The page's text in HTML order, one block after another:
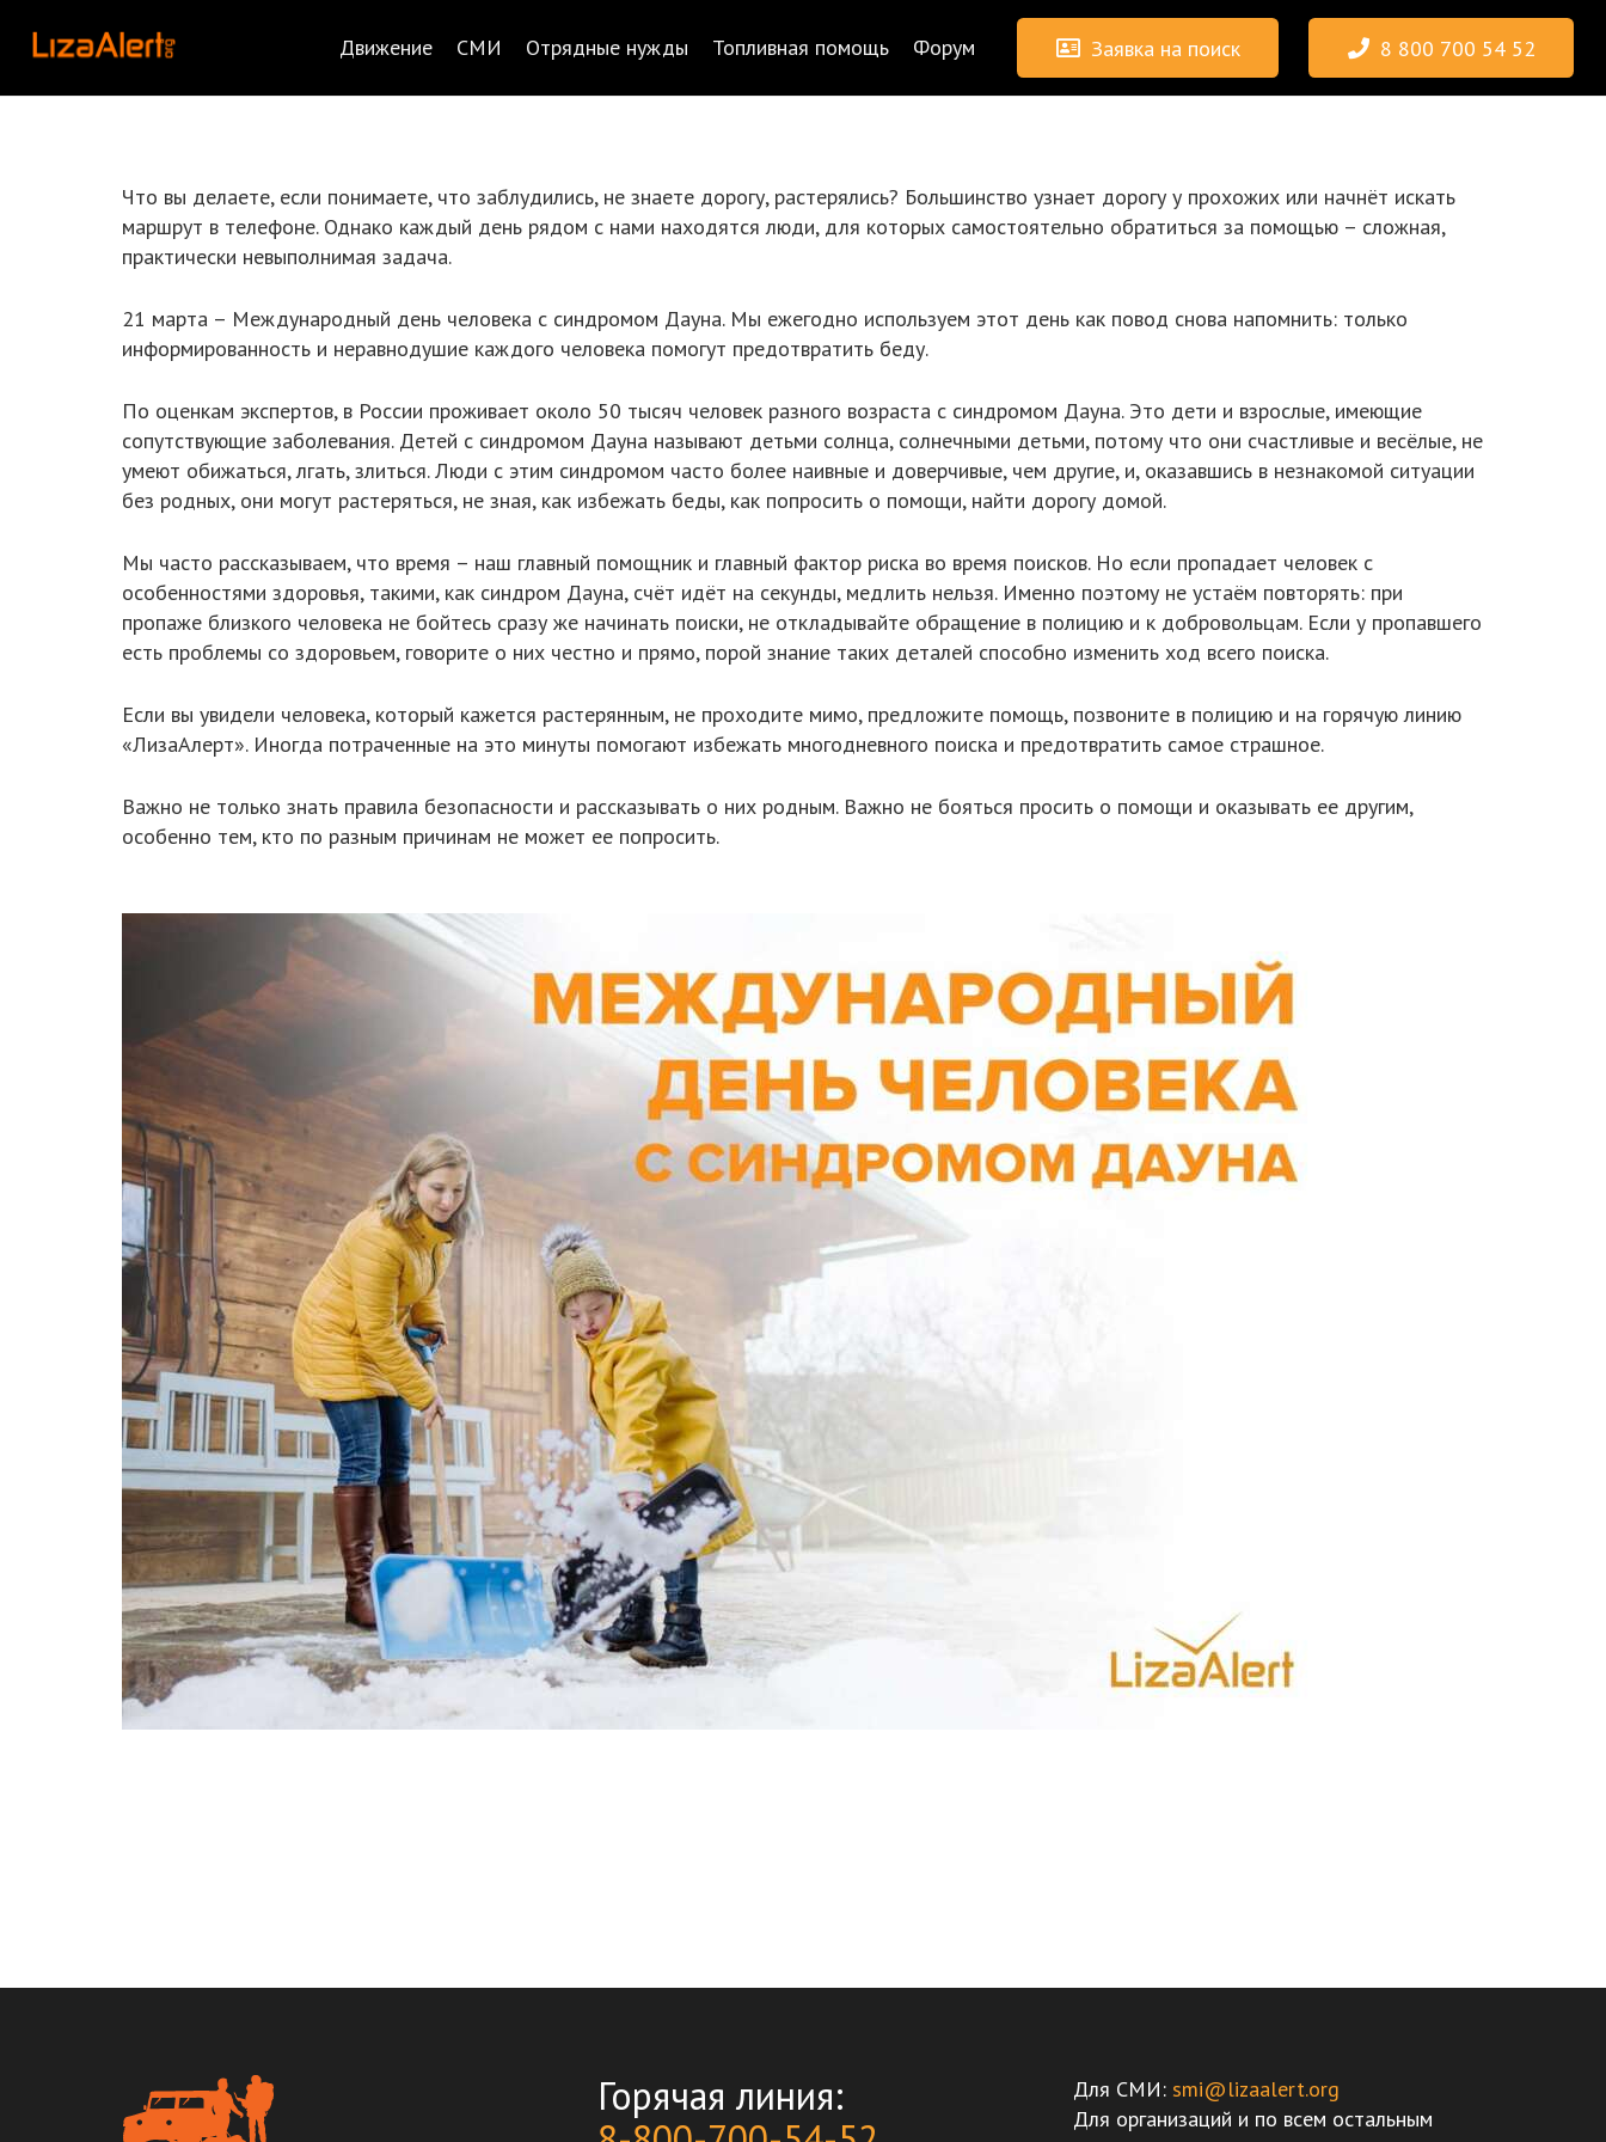
Движение СМИ Отрядные нужды Топливная помощь Форум Заявка на поиск 8 800 700 54 52
Что вы делаете, если понимаете, что заблудились, не знаете дорогу, растерялись? Большинство узнает дорогу у прохожих или начнёт искать
маршрут в телефоне. Однако каждый день рядом с нами находятся люди, для которых самостоятельно обратиться за помощью – сложная,
практически невыполнимая задача.
21 марта – Международный день человека с синдромом Дауна. Мы ежегодно используем этот день как повод снова напомнить: только
информированность и неравнодушие каждого человека помогут предотвратить беду.
По оценкам экспертов, в России проживает около 50 тысяч человек разного возраста с синдромом Дауна. Это дети и взрослые, имеющие
сопутствующие заболевания. Детей с синдромом Дауна называют детьми солнца, солнечными детьми, потому что они счастливые и весёлые, не
умеют обижаться, лгать, злиться. Люди с этим синдромом часто более наивные и доверчивые, чем другие, и, оказавшись в незнакомой ситуации
без родных, они могут растеряться, не зная, как избежать беды, как попросить о помощи, найти дорогу домой.
Мы часто рассказываем, что время – наш главный помощник и главный фактор риска во время поисков. Но если пропадает человек с
особенностями здоровья, такими, как синдром Дауна, счёт идёт на секунды, медлить нельзя. Именно поэтому не устаём повторять: при
пропаже близкого человека не бойтесь сразу же начинать поиски, не откладывайте обращение в полицию и к добровольцам. Если у пропавшего
есть проблемы со здоровьем, говорите о них честно и прямо, порой знание таких деталей способно изменить ход всего поиска.
Если вы увидели человека, который кажется растерянным, не проходите мимо, предложите помощь, позвоните в полицию и на горячую линию
«ЛизаАлерт». Иногда потраченные на это минуты помогают избежать многодневного поиска и предотвратить самое страшное.
Важно не только знать правила безопасности и рассказывать о них родным. Важно не бояться просить о помощи и оказывать ее другим,
особенно тем, кто по разным причинам не может ее попросить.
Горячая линия:
Для СМИ: smi@lizaalert.org
Для организаций и по всем остальным